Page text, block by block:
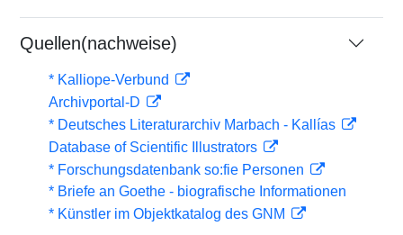
Quellen(nachweise)
* Kalliope-Verbund
Archivportal-D
* Deutsches Literaturarchiv Marbach - Kallías
Database of Scientific Illustrators
* Forschungsdatenbank so:fie Personen
* Briefe an Goethe - biografische Informationen
* Künstler im Objektkatalog des GNM